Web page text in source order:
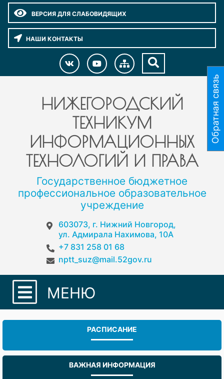
ВЕРСИЯ ДЛЯ СЛАБОВИДЯЩИХ
НАШИ КОНТАКТЫ
НИЖЕГОРОДСКИЙ
ТЕХНИКУМ
ИНФОРМАЦИОННЫХ
ТЕХНОЛОГИЙ И ПРАВА
Государственное бюджетное
профессиональное образовательное
учреждение
603073, г. Нижний Новгород,
ул. Адмирала Нахимова, 10А
+7 831 258 01 68
nptt_suz@mail.52gov.ru
МЕНЮ
РАСПИСАНИЕ
ВАЖНАЯ ИНФОРМАЦИЯ
Обратная связь